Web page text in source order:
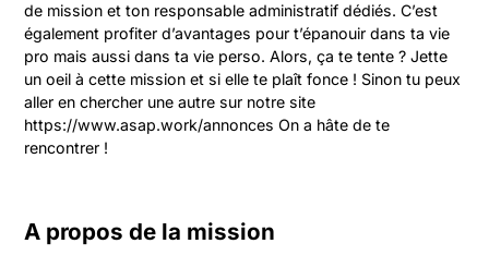
de mission et ton responsable administratif dédiés. C’est
également profiter d’avantages pour t’épanouir dans ta vie
pro mais aussi dans ta vie perso. Alors, ça te tente ? Jette
un oeil à cette mission et si elle te plaît fonce ! Sinon tu peux
aller en chercher une autre sur notre site
https://www.asap.work/annonces On a hâte de te
rencontrer !
A propos de la mission